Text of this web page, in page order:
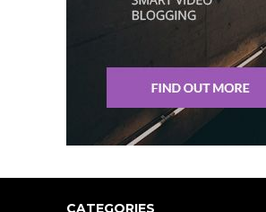
CATEGORIES